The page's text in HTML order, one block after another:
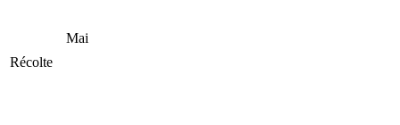
Récolte
Mai